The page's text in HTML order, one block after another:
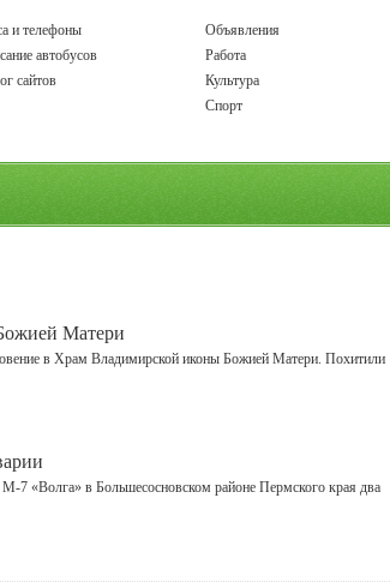
и телефоны
автобусов
сайтов
Объявления
Работа
Культура
Спорт
Матери
в Храм Владимирской иконы Божией Матери. Похитили
7 «Волга» в Большесосновском районе Пермского края два